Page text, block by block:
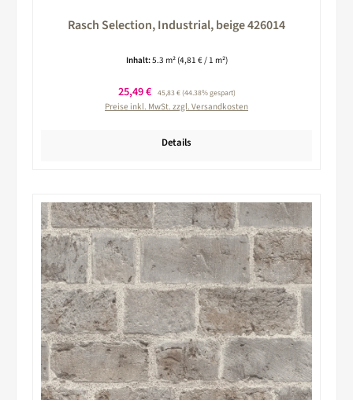
Rasch Selection, Industrial, beige 426014
Inhalt:5.3 m² (4,81 € / 1 m²)
Verkaufspreis:
25,49 € Regulärer Preis:
45,83 €(44.38% gespart)
Preise inkl. MwSt. zzgl. Versandkosten
Details